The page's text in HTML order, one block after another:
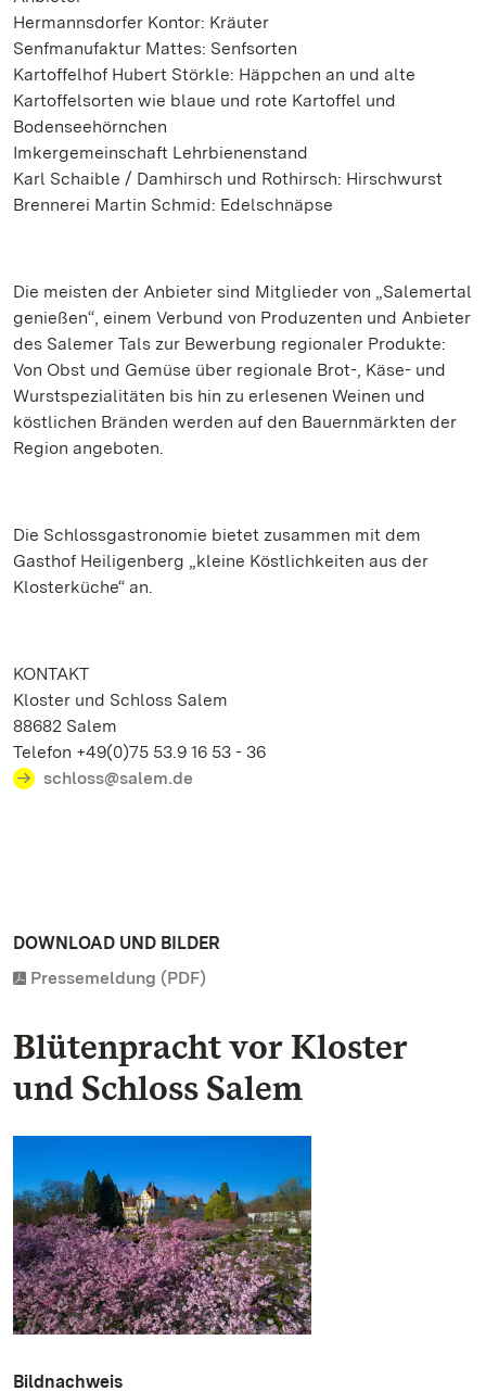
Hermannsdorfer Kontor: Kräuter
Senfmanufaktur Mattes: Senfsorten
Kartoffelhof Hubert Störkle: Häppchen an und alte
Kartoffelsorten wie blaue und rote Kartoffel und
Bodenseehörnchen
Imkergemeinschaft Lehrbienenstand
Karl Schaible / Damhirsch und Rothirsch: Hirschwurst
Brennerei Martin Schmid: Edelschnäpse
Die meisten der Anbieter sind Mitglieder von „Salemertal
genießen“, einem Verbund von Produzenten und Anbieter
des Salemer Tals zur Bewerbung regionaler Produkte:
Von Obst und Gemüse über regionale Brot-, Käse- und
Wurstspezialitäten bis hin zu erlesenen Weinen und
köstlichen Bränden werden auf den Bauernmärkten der
Region angeboten.
Die Schlossgastronomie bietet zusammen mit dem
Gasthof Heiligenberg „kleine Köstlichkeiten aus der
Klosterküche“ an.
KONTAKT
Kloster und Schloss Salem
88682 Salem
Telefon +49(0)75 53.9 16 53 - 36
schloss@salem.de
DOWNLOAD UND BILDER
Pressemeldung (PDF)
Blütenpracht vor Kloster
und Schloss Salem
Bildnachweis